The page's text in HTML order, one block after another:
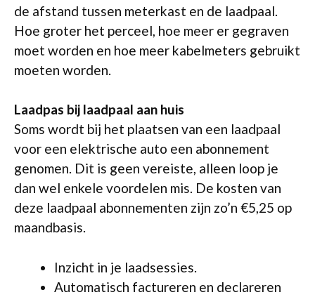
de afstand tussen meterkast en de laadpaal.
Hoe groter het perceel, hoe meer er gegraven
moet worden en hoe meer kabelmeters gebruikt
moeten worden.
Laadpas bij laadpaal aan huis
Soms wordt bij het plaatsen van een laadpaal
voor een elektrische auto een abonnement
genomen. Dit is geen vereiste, alleen loop je
dan wel enkele voordelen mis. De kosten van
deze laadpaal abonnementen zijn zo’n €5,25 op
maandbasis.
Inzicht in je laadsessies.
Automatisch factureren en declareren